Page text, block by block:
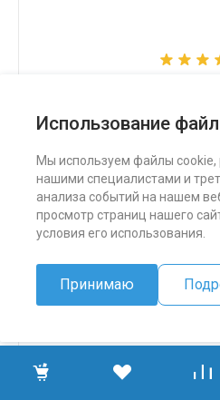
Использование
Мы используем файлы cookie,
нашими специалистами и
анализа событий на нашем
просмотр страниц нашего
условия его использования.
Принимаю
324